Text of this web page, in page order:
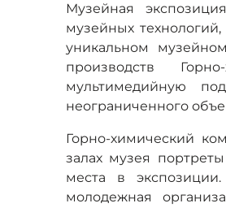
Музейная
музейных
уникальном
производств
мультимедийную
неограниченного
Горно-химический
залах музея
места в
молодежная